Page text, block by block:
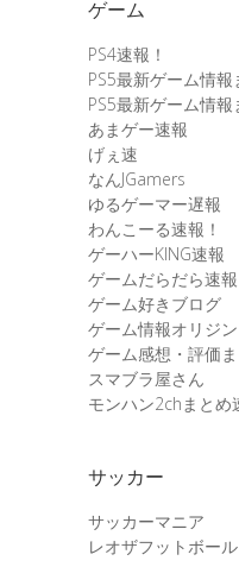
ゲーム
PS4速報！
PS5最新ゲーム情
PS5最新ゲーム情
あまゲー速報
げぇ速
なんJGamers
ゆるゲーマー遅報
わんこーる速報！
ゲーハーKING速報
ゲームだらだら速報
ゲーム好きブログ
ゲーム情報オリジン
ゲーム感想・評価
スマブラ屋さん
モンハン2chまとめ
サッカー
サッカーマニア
レオザフットボー